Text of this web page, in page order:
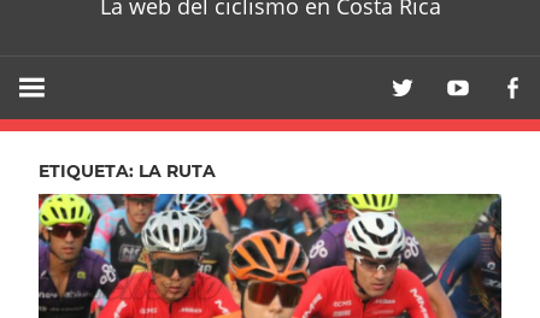
La web del ciclismo en Costa Rica
ETIQUETA: LA RUTA